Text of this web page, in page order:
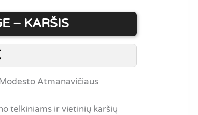
– KARŠIS
Atmanavičiaus
telkiniams ir vietinių karšių